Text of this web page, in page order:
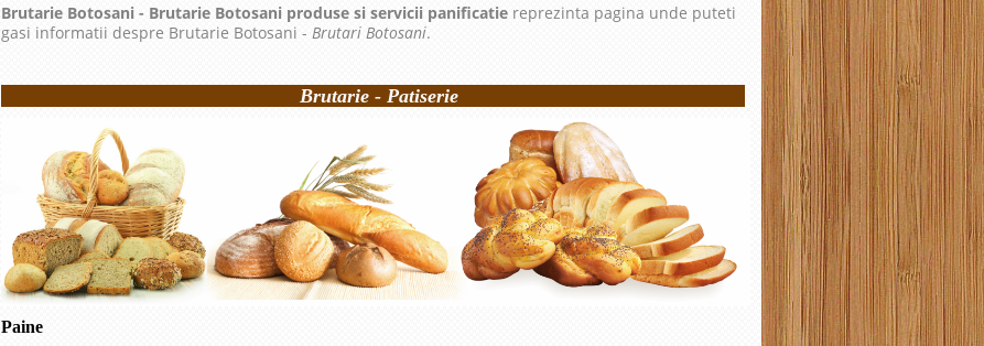
Brutarie Botosani - Brutarie Botosani produse si servicii panificatie reprezinta pagina unde puteti
gasi informatii despre Brutarie Botosani - Brutari Botosani.
Brutarie - Patiserie
Paine